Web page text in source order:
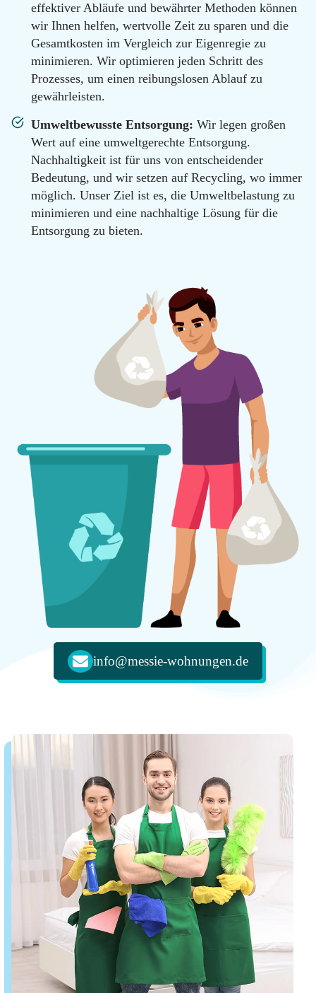
effektiver Abläufe und bewährter Methoden können
wir Ihnen helfen, wertvolle Zeit zu sparen und die
Gesamtkosten im Vergleich zur Eigenregie zu
minimieren. Wir optimieren jeden Schritt des
Prozesses, um einen reibungslosen Ablauf zu
gewährleisten.
Umweltbewusste Entsorgung: Wir legen großen
Wert auf eine umweltgerechte Entsorgung.
Nachhaltigkeit ist für uns von entscheidender
Bedeutung, und wir setzen auf Recycling, wo immer
möglich. Unser Ziel ist es, die Umweltbelastung zu
minimieren und eine nachhaltige Lösung für die
Entsorgung zu bieten.
info@messie-wohnungen.de